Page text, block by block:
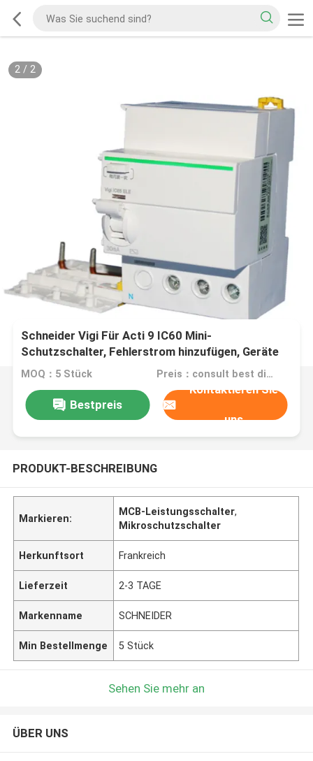
2/ 2
Schneider Vigi Für Acti 9 IC60 Mini-
Schutzschalter, Fehlerstrom hinzufügen, Geräte
RCCB
MOQ：5 Stück Preis：consult best discount
Bestpreis
Kontaktieren Sie
uns
PRODUKT-BESCHREIBUNG
Markieren:
MCB-Leistungsschalter,
Mikroschutzschalter
Herkunftsort Frankreich
Lieferzeit 2-3 TAGE
Markenname SCHNEIDER
Min Bestellmenge 5 Stück
Sehen Sie mehr an
ÜBER UNS